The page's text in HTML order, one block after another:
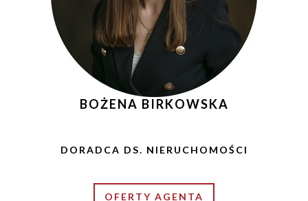
BOŻENA BIRKOWSKA
DORADCA DS. NIERUCHOMOŚCI
OFERTY AGENTA